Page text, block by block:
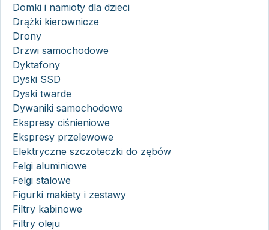
Domki i namioty dla dzieci
Drążki kierownicze
Drony
Drzwi samochodowe
Dyktafony
Dyski SSD
Dyski twarde
Dywaniki samochodowe
Ekspresy ciśnieniowe
Ekspresy przelewowe
Elektryczne szczoteczki do zębów
Felgi aluminiowe
Felgi stalowe
Figurki makiety i zestawy
Filtry kabinowe
Filtry oleju